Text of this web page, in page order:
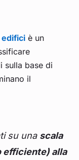
edifici è un
sulla base di
il
su una scala
efficiente) alla